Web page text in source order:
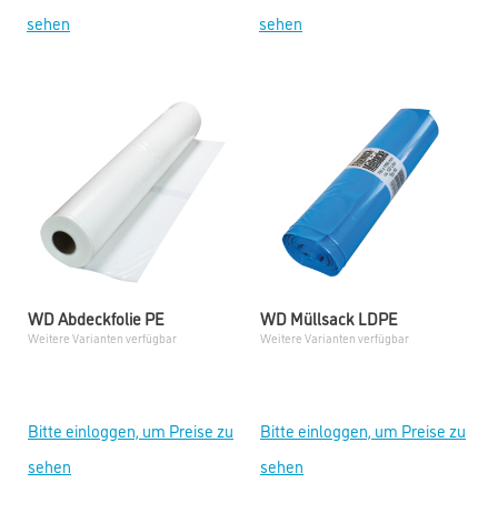
sehen
sehen
WD Abdeckfolie PE
Weitere Varianten verfügbar
Bitte einloggen, um Preise zu
sehen
WD Müllsack LDPE
Weitere Varianten verfügbar
Bitte einloggen, um Preise zu
sehen